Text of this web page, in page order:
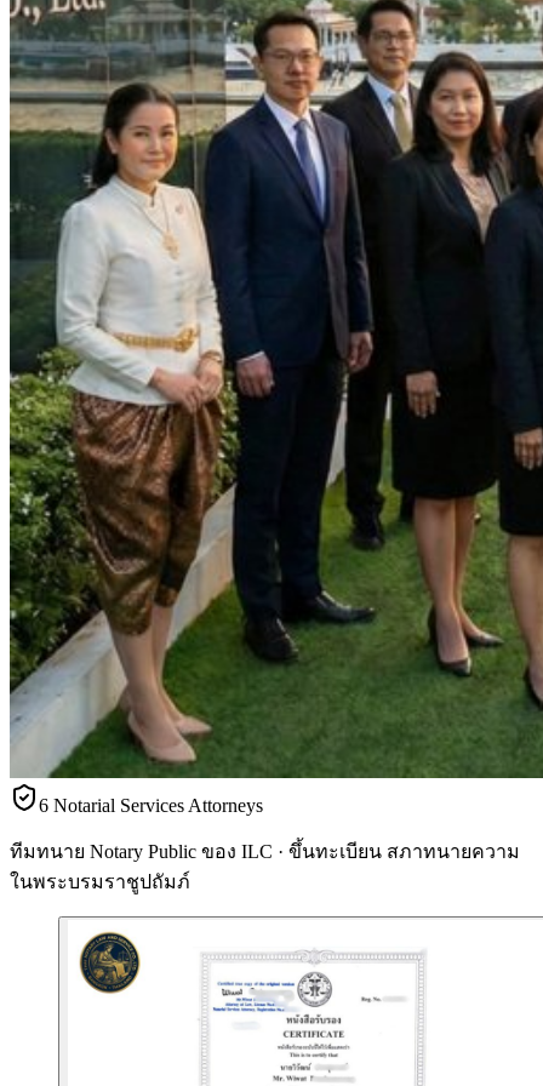
6 Notarial Services Attorneys
ทีมทนาย Notary Public ของ ILC · ขึ้นทะเบียน สภาทนายความ
ในพระบรมราชูปถัมภ์